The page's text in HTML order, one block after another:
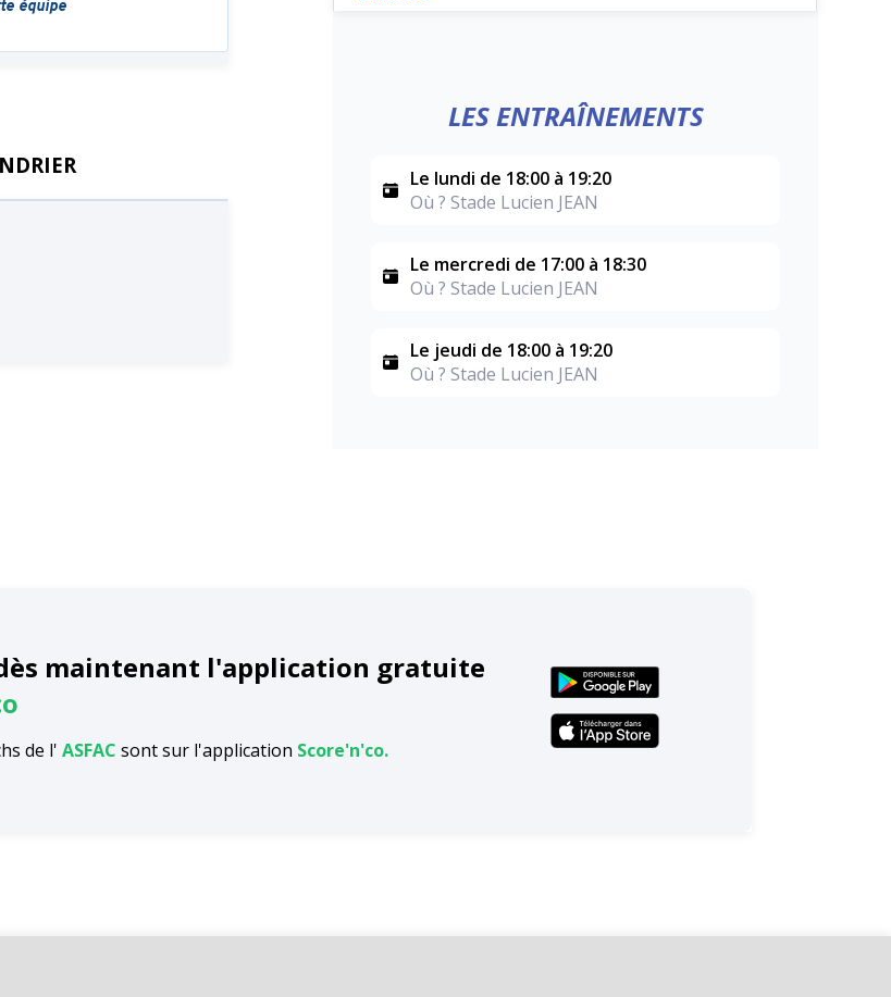
LES ENTRAÎNEMENTS
Le lundi de 18:00 à 19:20
Où ? Stade Lucien JEAN
Le mercredi de 17:00 à 18:30
Où ? Stade Lucien JEAN
Le jeudi de 18:00 à 19:20
Où ? Stade Lucien JEAN
dès maintenant l'application gratuite
de l' ASFAC sont sur l'application Score'n'co.